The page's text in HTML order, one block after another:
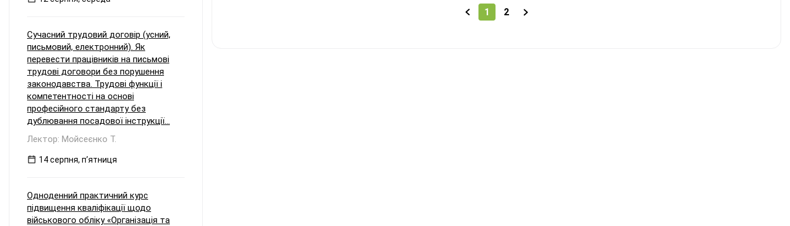
1 2
Сучасний трудовий договір (усний,
письмовий, електронний). Як
перевести працівників на письмові
трудові договори без порушення
законодавства. Трудові функції і
компетентності на основі
професійного стандарту без
дублювання посадової інструкції...
Лектор: Мойсеєнко Т.
14 серпня, пʼятниця
Одноденний практичний курс
підвищення кваліфікації щодо
військового обліку «Організація та